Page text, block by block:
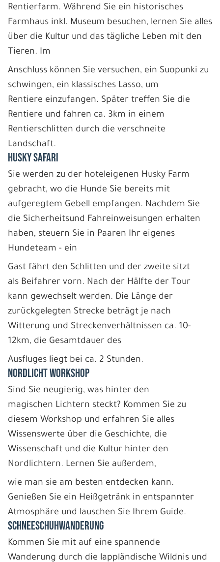
Rentierfarm. Während Sie ein historisches
Farmhaus inkl. Museum besuchen, lernen Sie alles
über die Kultur und das tägliche Leben mit den
Tieren. Im
Anschluss können Sie versuchen, ein Suopunki zu
schwingen, ein klassisches Lasso, um
Rentiere einzufangen. Später treffen Sie die
Rentiere und fahren ca. 3km in einem
Rentierschlitten durch die verschneite
Landschaft.
HUSKY SAFARI
Sie werden zu der hoteleigenen Husky Farm
gebracht, wo die Hunde Sie bereits mit
aufgeregtem Gebell empfangen. Nachdem Sie
die Sicherheitsund Fahreinweisungen erhalten
haben, steuern Sie in Paaren Ihr eigenes
Hundeteam - ein
Gast fährt den Schlitten und der zweite sitzt
als Beifahrer vorn. Nach der Hälfte der Tour
kann gewechselt werden. Die Länge der
zurückgelegten Strecke beträgt je nach
Witterung und Streckenverhältnissen ca. 10-
12km, die Gesamtdauer des
Ausfluges liegt bei ca. 2 Stunden.
NORDLICHT WORKSHOP
Sind Sie neugierig, was hinter den
magischen Lichtern steckt? Kommen Sie zu
diesem Workshop und erfahren Sie alles
Wissenswerte über die Geschichte, die
Wissenschaft und die Kultur hinter den
Nordlichtern. Lernen Sie außerdem,
wie man sie am besten entdecken kann.
Genießen Sie ein Heißgetränk in entspannter
Atmosphäre und lauschen Sie Ihrem Guide.
SCHNEESCHUHWANDERUNG
Kommen Sie mit auf eine spannende
Wanderung durch die lappländische Wildnis und